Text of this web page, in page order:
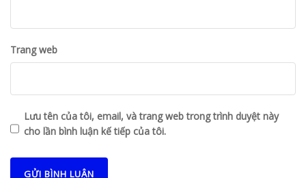
Trang web
Lưu tên của tôi, email, và trang web trong trình duyệt này
cho lần bình luận kế tiếp của tôi.